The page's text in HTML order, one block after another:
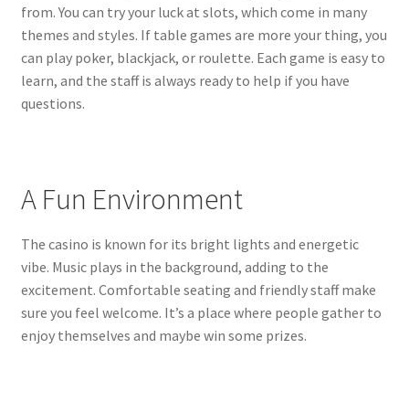
from. You can try your luck at slots, which come in many
themes and styles. If table games are more your thing, you
can play poker, blackjack, or roulette. Each game is easy to
learn, and the staff is always ready to help if you have
questions.
A Fun Environment
The casino is known for its bright lights and energetic
vibe. Music plays in the background, adding to the
excitement. Comfortable seating and friendly staff make
sure you feel welcome. It’s a place where people gather to
enjoy themselves and maybe win some prizes.